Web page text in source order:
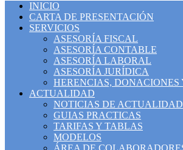
INICIO
CARTA DE PRESENTACIÓN
SERVICIOS
ASESORÍA FISCAL
ASESORÍA CONTABLE
ASESORÍA LABORAL
ASESORÍA JURÍDICA
HERENCIAS, DONACIONES
ACTUALIDAD
NOTICIAS DE ACTUALIDAD
GUIAS PRACTICAS
TARIFAS Y TABLAS
MODELOS
ÁREA DE